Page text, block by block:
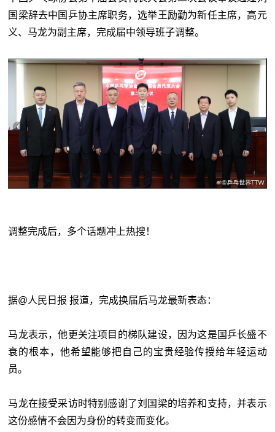
国梁辞去中国乒协主席职务，选举王励勤为新任主席，高元
义、马龙为副主席，完成届中领导班子调整。
调整完成后，多个话题冲上热搜！
据@人民日报 报道，完成换届后马龙最新表态：
马龙表示，他更关注项目的梯队建设，因为这是国乒长盛不
衰的根本，他希望能够把自己的宝贵经验传授给年轻运动
员。
马龙在接受采访时特别感谢了刘国梁的培养和支持，并表示
这份感情不会因为身份的转变而变化。